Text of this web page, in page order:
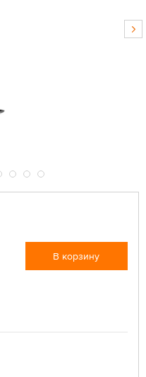
В корзину